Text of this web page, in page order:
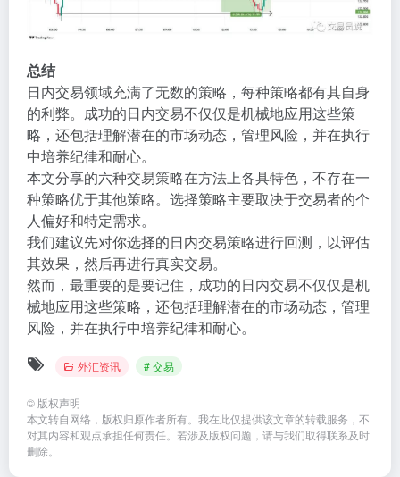
总结
日内交易领域充满了无数的策略，每种策略都有其自身
的利弊。成功的日内交易不仅仅是机械地应用这些策
略，还包括理解潜在的市场动态，管理风险，并在执行
中培养纪律和耐心。
本文分享的六种交易策略在方法上各具特色，不存在一
种策略优于其他策略。选择策略主要取决于交易者的个
人偏好和特定需求。
我们建议先对你选择的日内交易策略进行回测，以评估
其效果，然后再进行真实交易。
然而，最重要的是要记住，成功的日内交易不仅仅是机
械地应用这些策略，还包括理解潜在的市场动态，管理
风险，并在执行中培养纪律和耐心。
外汇资讯 # 交易
© 版权声明
本文转自网络，版权归原作者所有。我在此仅提供该文章的转载服务，不
对其内容和观点承担任何责任。若涉及版权问题，请与我们取得联系及时
删除。